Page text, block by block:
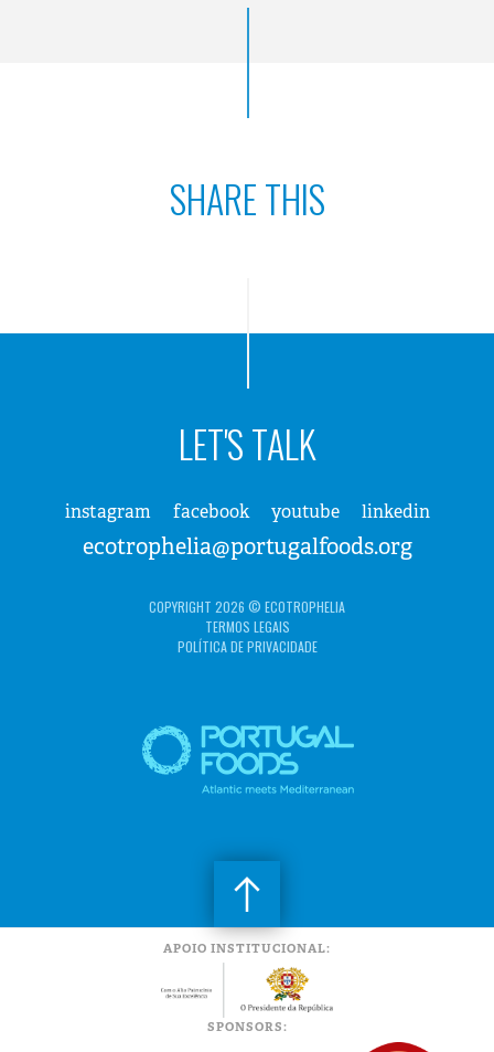
SHARE THIS
LET'S TALK
instagram facebook youtube linkedin
ecotrophelia@portugalfoods.org
COPYRIGHT 2026 © ECOTROPHELIA
TERMOS LEGAIS
POLÍTICA DE PRIVACIDADE
APOIO INSTITUCIONAL:
SPONSORS: